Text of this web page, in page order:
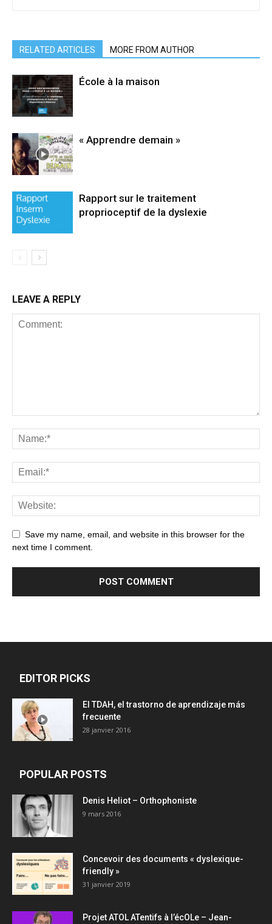
RELATED ARTICLES MORE FROM AUTHOR
École à la maison
« Apprendre demain »
Rapport sur le traitement
proprioceptif de la dyslexie
LEAVE A REPLY
Save my name, email, and website in this browser for the
next time I comment.
EDITOR PICKS
El TDAH, el trastorno de aprendizaje más
frecuente
28 janvier 2016
POPULAR POSTS
Denis Heliot – Orthophoniste
9 mars 2016
Concevoir des documents « dyslexique-
friendly »
31 janvier 2019
Projet ATOL ATentifs à l’écOLe – Jean-